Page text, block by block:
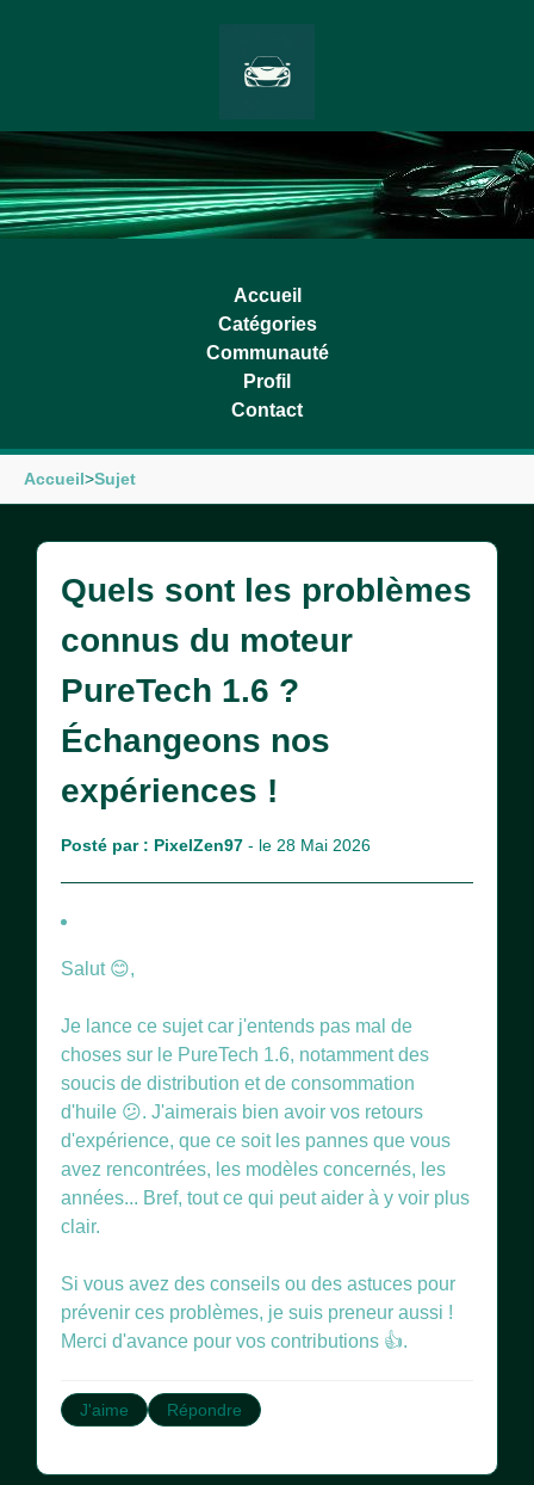
Accueil
Catégories
Communauté
Profil
Contact
Accueil>Sujet
Quels sont les problèmes
connus du moteur
PureTech 1.6 ?
Échangeons nos
expériences !
Posté par : PixelZen97 - le 28 Mai 2026
Salut 😊,
Je lance ce sujet car j'entends pas mal de
choses sur le PureTech 1.6, notamment des
soucis de distribution et de consommation
d'huile 😕. J'aimerais bien avoir vos retours
d'expérience, que ce soit les pannes que vous
avez rencontrées, les modèles concernés, les
années... Bref, tout ce qui peut aider à y voir plus
clair.
Si vous avez des conseils ou des astuces pour
prévenir ces problèmes, je suis preneur aussi !
Merci d'avance pour vos contributions 👍.
J'aime Répondre